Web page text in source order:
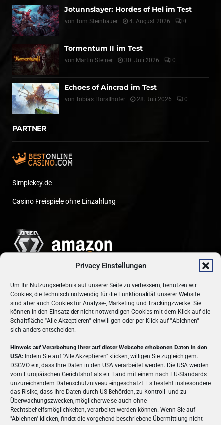
Privacy Einstellungen
Um Ihr Nutzungserlebnis auf unserer Seite zu verbessern, benutzen wir
Cookies, die technisch notwendig für die Funktionalität unserer Website
sind aber auch Cookies für Analyse-, Marketing und Trackingzwecke. Sie
können in den Einsatz der nicht notwendigen Cookies mit dem Klick auf die
Schaltfläche "Alle Akzeptieren" einwilligen oder per Klick auf"Ablehnen"
sich anders entscheiden.
Hinweis auf Verarbeitung Ihrer auf dieser Webseite erhobenen Daten in den
USA: Indem Sie auf "Alle Akzeptieren" klicken, willigen Sie zugleich gem.
DSGVO ein, dass Ihre Daten in den USA verarbeitet werden. Die USA werden
vom Europäischen Gerichtshof als ein Land mit einem nach EU-Standards
unzureichendem Datenschutzniveau eingeschätzt. Es besteht insbesondere
das Risiko, dass Ihre Daten durch US-Behörden, zu Kontroll- und zu
Überwachungszwecken, möglicherweise auch ohne
Rechtsbehelfsmöglichkeiten, verarbeitet werden können. Wenn Sie auf
"Ablehnen" klicken, findet die vorgehend beschriebene Übermittlung nicht
Jotunnslayer: Hordes of Hel im Test
von Tom Steinbauer 4. August 2026 0
Tormentum II im Test
von Martin Steiner 30. Juli 2026 0
Echoes of Aincrad im Test
von Tobias Hörstlhofer 28. Juli 2026 0
PARTNER
Simplekey.de
Casino Freispiele ohne Einzahlung
ÜBER UNS
VON GAMERN, FÜR GAMER! Gamers.at ist das älteste Online-
Spielemagazin Österreichs und bringt täglich aktuelle News,
Reviews und Videos zu PC- und Konsolenspielen, Gaming-
Hardware und aus der Welt des e-Sport's.